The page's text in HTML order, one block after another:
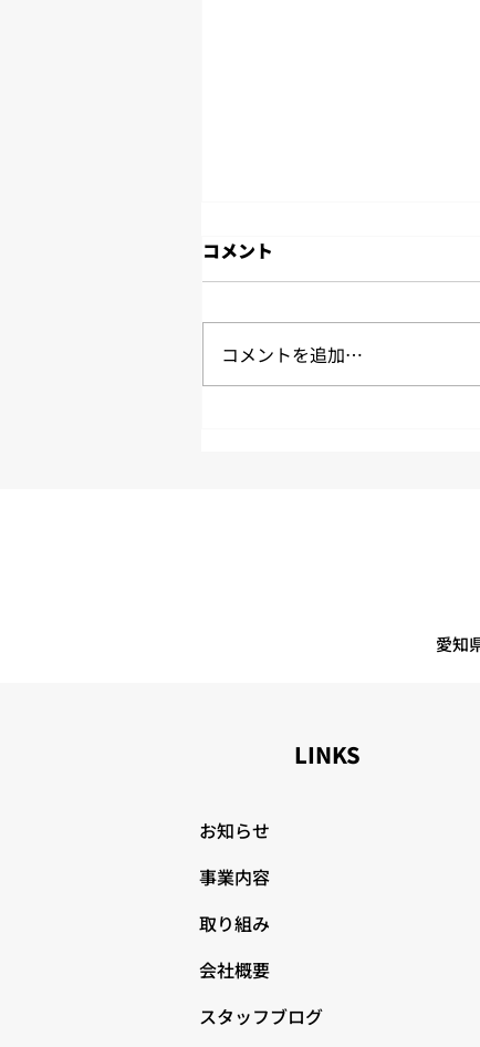
2026年7月度労働時間のご報
2026年7月度の労働時間実績の
報告です。 拘束時間２４５時間
超えは３名 平均拘束時間は約１
続日数「７２９日」 ７月末時
コメント
コメントを追加…
愛知
LINKS
お知らせ
事業内容
取り組み
会社概要
スタッフブログ